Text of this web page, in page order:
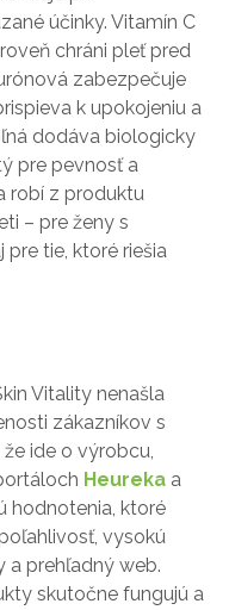
účinky. Vitamín C
chráni pleť pred
zabezpečuje
k upokojeniu a
dodáva biologicky
pre pevnosť a
robí z produktu
– pre ženy s
tie, ktoré riešia
Vitality nenašla
zákazníkov s
ide o výrobcu,
Heureka a
hodnotenia, ktoré
vysokú
a prehľadný web.
skutočne fungujú a